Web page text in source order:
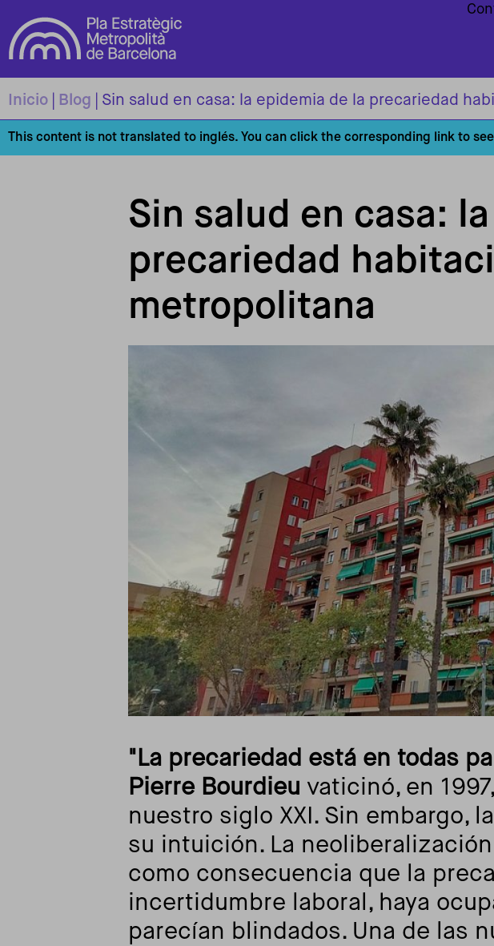
Inicio Blog Sin salud en casa: la epidemia de la precariedad
This content is not translated to inglés. You can click the corresponding link to
Sin salud en casa:
precariedad
metropolitana
"La precariedad está en todas
Pierre Bourdieu vaticinó, en
nuestro siglo XXI. Sin embargo,
su intuición. La
como consecuencia que la
incertidumbre laboral, haya
parecían blindados. Una de las